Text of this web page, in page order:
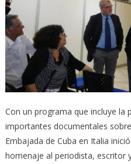
Con un programa que incluye la
importantes documentales
Embajada de Cuba en Italia
homenaje al periodista, escritor